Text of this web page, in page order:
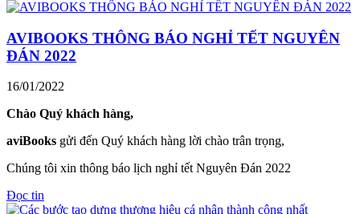
AVIBOOKS THÔNG BÁO NGHỈ TẾT NGUYÊN
ĐÁN 2022
16/01/2022
Chào Quý khách hàng,
aviBooks gửi đến Quý khách hàng lời chào trân trọng,
Chúng tôi xin thông báo lịch nghỉ tết Nguyên Đán 2022
Đọc tin